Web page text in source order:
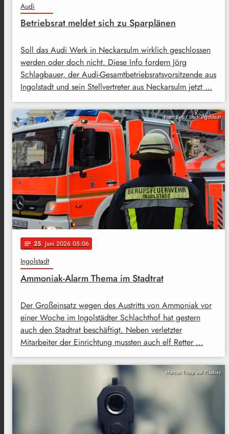
Audi
Betriebsrat meldet sich zu Sparplänen
Soll das Audi Werk in Neckarsulm wirklich geschlossen
werden oder doch nicht. Diese Info fordern Jörg
Schlagbauer, der Audi-Gesamtbetriebsratsvorsitzende aus
Ingolstadt und sein Stellvertreter aus Neckarsulm jetzt …
Foto: Betz/ Stadt Ingolstadt
notes 25. Juni 2026 05:06
Ingolstadt
Ammoniak-Alarm Thema im Stadtrat
Der Großeinsatz wegen des Austritts von Ammoniak vor
einer Woche im Ingolstädter Schlachthof hat gestern
auch den Stadtrat beschäftigt. Neben verletzter
Mitarbeiter der Einrichtung mussten auch elf Retter …
Marcus Trapp auf Pixabay